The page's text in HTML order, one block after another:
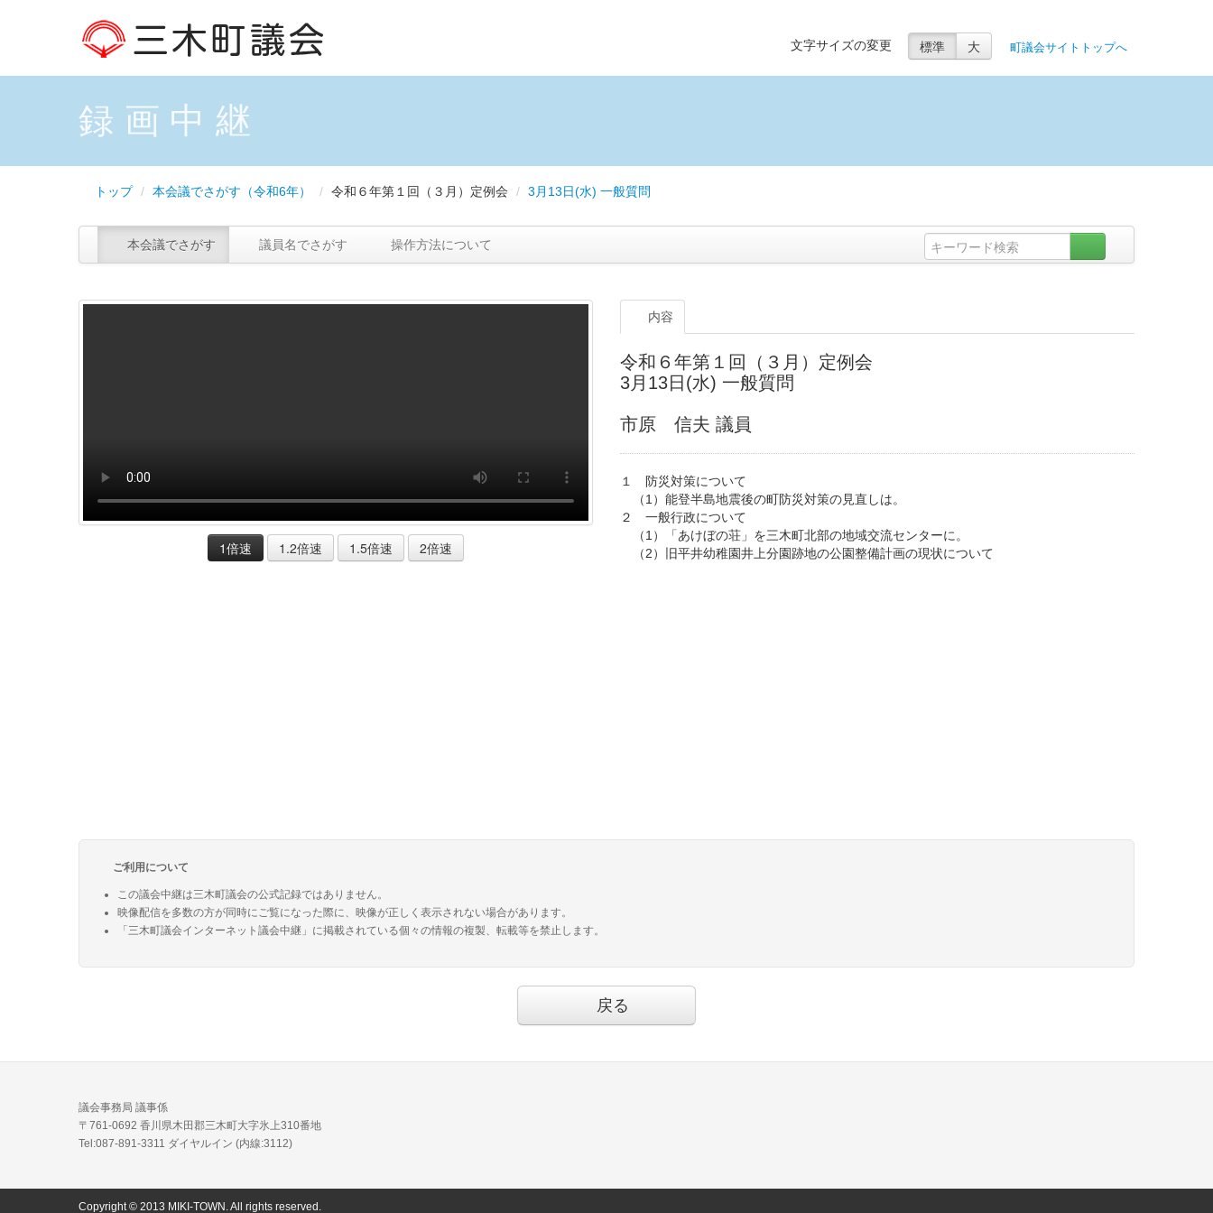
町議会サイトトップへ
文字サイズの変更 標準 大
録画中継
トップ / 本会議でさがす（令和6年） / 令和６年第１回（３月）定例会 / 3月13日(水) 一般質問
本会議でさがす 議員名でさがす 操作方法について
1倍速 1.2倍速 1.5倍速 2倍速
内容
令和６年第１回（３月）定例会
3月13日(水) 一般質問
市原 信夫 議員
１ 防災対策について
（1）能登半島地震後の町防災対策の見直しは。
２ 一般行政について
（1）「あけぼの荘」を三木町北部の地域交流センターに。
（2）旧平井幼稚園井上分園跡地の公園整備計画の現状について
ご利用について
この議会中継は三木町議会の公式記録ではありません。
映像配信を多数の方が同時にご覧になった際に、映像が正しく表示されない場合があります。
「三木町議会インターネット議会中継」に掲載されている個々の情報の複製、転載等を禁止します。
戻る
議会事務局 議事係
〒761-0692 香川県木田郡三木町大字氷上310番地
Tel:087-891-3311 ダイヤルイン (内線:3112)
Copyright © 2013 MIKI-TOWN. All rights reserved.